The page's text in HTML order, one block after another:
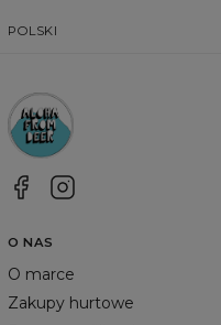
POLSKI
O NAS
O marce
Zakupy hurtowe